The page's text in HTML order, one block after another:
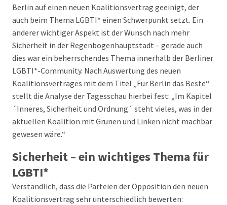
Berlin auf einen neuen Koalitionsvertrag geeinigt, der
auch beim Thema LGBTI* einen Schwerpunkt setzt. Ein
anderer wichtiger Aspekt ist der Wunsch nach mehr
Sicherheit in der Regenbogenhauptstadt – gerade auch
dies war ein beherrschendes Thema innerhalb der Berliner
LGBTI*-Community. Nach Auswertung des neuen
Koalitionsvertrages mit dem Titel „Für Berlin das Beste“
stellt die Analyse der Tagesschau hierbei fest: „Im Kapitel
´Inneres, Sicherheit und Ordnung´ steht vieles, was in der
aktuellen Koalition mit Grünen und Linken nicht machbar
gewesen wäre.“
Sicherheit – ein wichtiges Thema für
LGBTI*
Verständlich, dass die Parteien der Opposition den neuen
Koalitionsvertrag sehr unterschiedlich bewerten: